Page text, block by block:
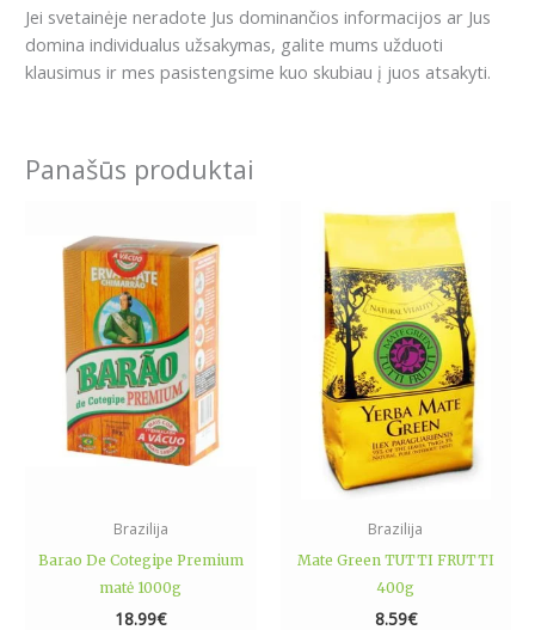
Jei svetainėje neradote Jus dominančios informacijos ar Jus
domina individualus užsakymas, galite mums užduoti
klausimus ir mes pasistengsime kuo skubiau į juos atsakyti.
Panašūs produktai
Brazilija
Barao De Cotegipe Premium
matė 1000g
18.99€
Brazilija
Mate Green TUTTI FRUTTI
400g
8.59€